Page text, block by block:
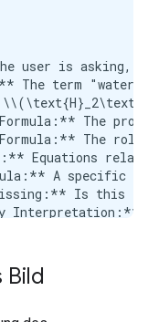
**polar**
polarity allows
formula, it
amount of
relating
user is asking,
The term "water
The
The
Equations
A specific
Is this
Identity
Bild